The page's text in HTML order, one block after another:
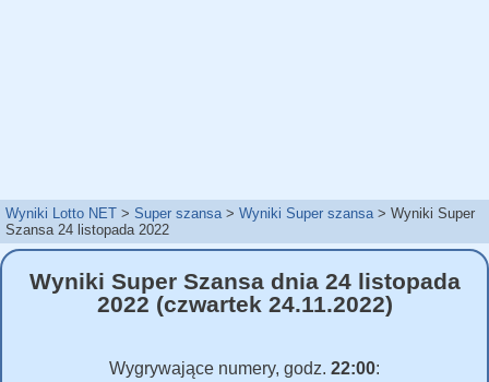
Wyniki Lotto NET Super szansa Wyniki Super szansa
Wyniki Super
Szansa 24 listopada 2022
Wyniki Super Szansa dnia 24 listopada
2022 (czwartek 24.11.2022)
Wygrywające numery, godz. 22:00: